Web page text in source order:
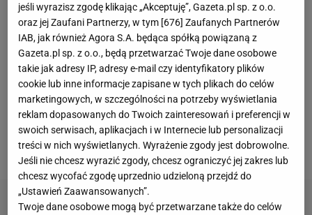
Byłą 76. minuta, gdy Chiesa wbiegł wpolskiepole
karne i został ostro zaatakowany przez
Błaszczykowskiego. Nasz pomocnik niepotrzebnie
reagował w tak zdecydowany sposób - Włosi
znaleźli się w niezłej sytuacji, ale daleko było jeszcze
do tego, by uznać, że najpewniej za chwilę zdobędą
gola.
jeśli wyrazisz zgodę klikając „Akceptuję”, Gazeta.pl sp. z o.o.
oraz jej Zaufani Partnerzy, w tym [676] Zaufanych Partnerów
IAB, jak również Agora S.A. będąca spółką powiązaną z
Gazeta.pl sp. z o.o., będą przetwarzać Twoje dane osobowe
takie jak adresy IP, adresy e-mail czy identyfikatory plików
cookie lub inne informacje zapisane w tych plikach do celów
marketingowych, w szczególności na potrzeby wyświetlania
reklam dopasowanych do Twoich zainteresowań i preferencji w
swoich serwisach, aplikacjach i w Internecie lub personalizacji
treści w nich wyświetlanych. Wyrażenie zgody jest dobrowolne.
Jeśli nie chcesz wyrazić zgody, chcesz ograniczyć jej zakres lub
chcesz wycofać zgodę uprzednio udzieloną przejdź do
„Ustawień Zaawansowanych”.
Twoje dane osobowe mogą być przetwarzane także do celów